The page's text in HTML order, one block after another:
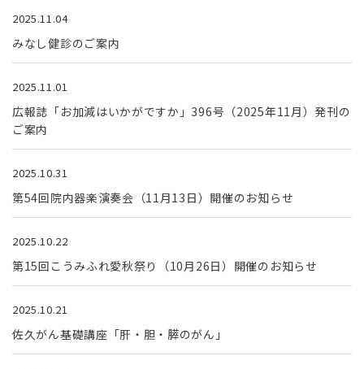
2025.11.04
みなし健診のご案内
2025.11.01
広報誌「お加減はいかがですか」396号（2025年11月）発刊の
ご案内
2025.10.31
第54回院内器楽演奏会（11月13日）開催のお知らせ
2025.10.22
第15回こうみふれ愛秋祭り（10月26日）開催のお知らせ
2025.10.21
佐久がん基礎講座「肝・胆・膵のがん」